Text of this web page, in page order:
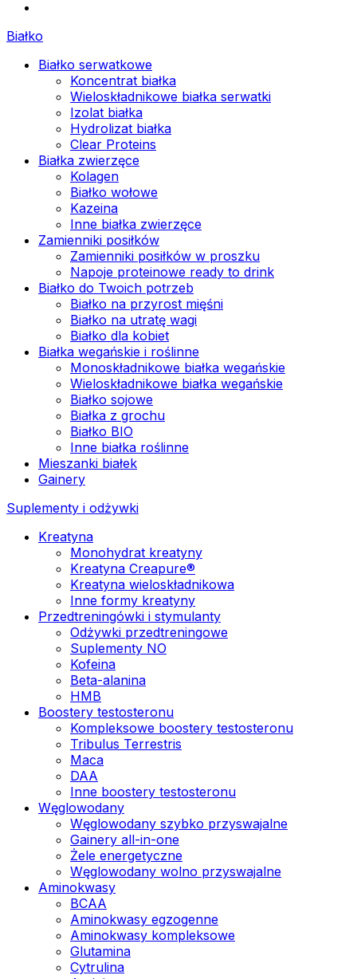
Białko
Białko serwatkowe
Koncentrat białka
Wieloskładnikowe białka serwatki
Izolat białka
Hydrolizat białka
Clear Proteins
Białka zwierzęce
Kolagen
Białko wołowe
Kazeina
Inne białka zwierzęce
Zamienniki posiłków
Zamienniki posiłków w proszku
Napoje proteinowe ready to drink
Białko do Twoich potrzeb
Białko na przyrost mięśni
Białko na utratę wagi
Białko dla kobiet
Białka wegańskie i roślinne
Monoskładnikowe białka wegańskie
Wieloskładnikowe białka wegańskie
Białko sojowe
Białka z grochu
Białko BIO
Inne białka roślinne
Mieszanki białek
Gainery
Suplementy i odżywki
Kreatyna
Monohydrat kreatyny
Kreatyna Creapure®
Kreatyna wieloskładnikowa
Inne formy kreatyny
Przedtreningówki i stymulanty
Odżywki przedtreningowe
Suplementy NO
Kofeina
Beta-alanina
HMB
Boostery testosteronu
Kompleksowe boostery testosteronu
Tribulus Terrestris
Maca
DAA
Inne boostery testosteronu
Węglowodany
Węglowodany szybko przyswajalne
Gainery all-in-one
Żele energetyczne
Węglowodany wolno przyswajalne
Aminokwasy
BCAA
Aminokwasy egzogenne
Aminokwasy kompleksowe
Glutamina
Cytrulina